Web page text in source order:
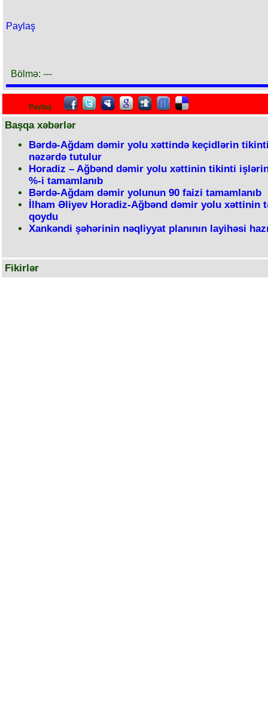
Paylaş
Bölmə: ---
Paylaş
Başqa xəbərlər
Bərdə-Ağdam dəmir yolu xəttində keçidlərin
nəzərdə tutulur
Horadiz – Ağbənd dəmir yolu xəttinin tikinti
%-i tamamlanıb
Bərdə-Ağdam dəmir yolunun 90 faizi tamamlanıb
İlham Əliyev Horadiz-Ağbənd dəmir yolu xəttinin
qoydu
Xankəndi şəhərinin nəqliyyat planının layihəsi
Fikirlər